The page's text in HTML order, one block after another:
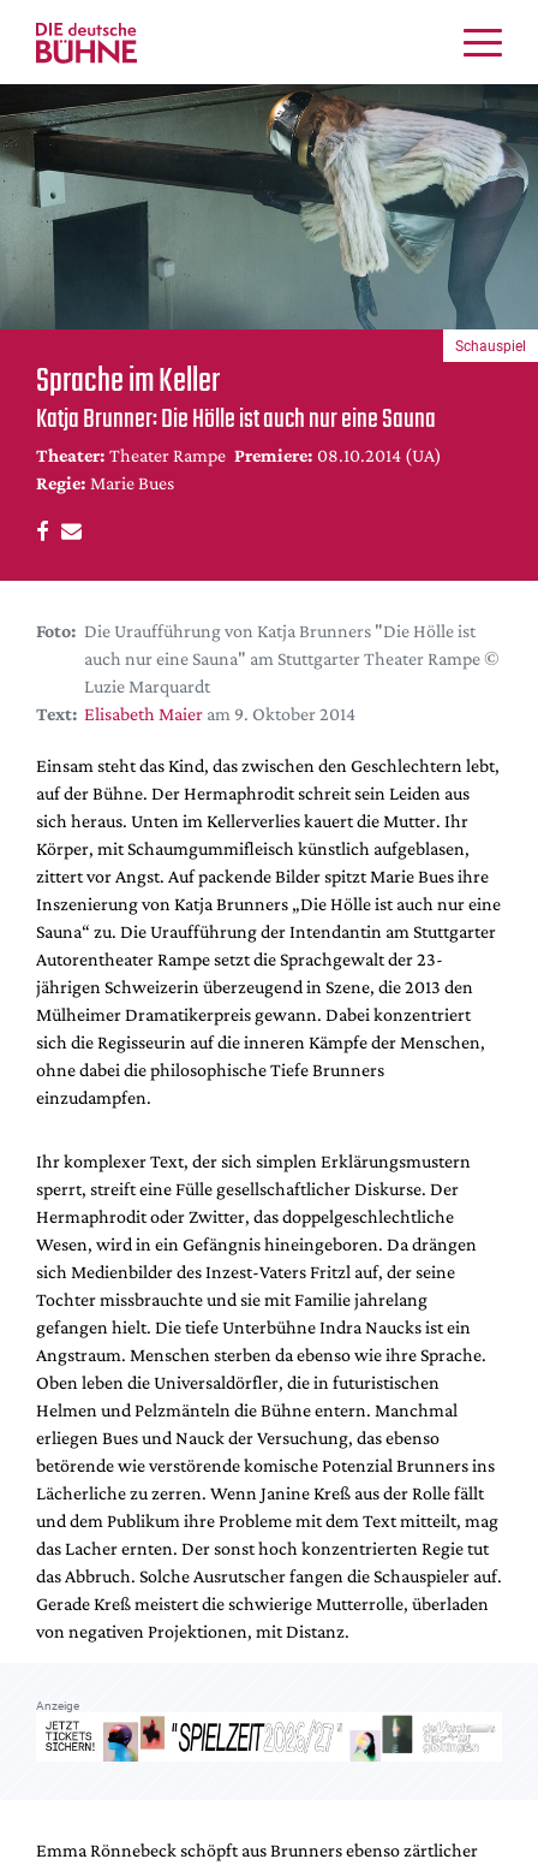
Kritiken
Schauspiel
Musiktheater
Tanz
Bühnenwelt
Festivals & Veranstaltungen
Menschen & Theater
Themen
Internationales
Nachrufe
DdB-map
Premierensuche
Festival-Planer
Hefte
Alle Hefte
Leseproben
Podcast
Service
Shop / Abo
Newsletter
Redaktion
Autor:innen
Partner
Mediadaten
Suche
Sprache im Keller
Katja Brunner: Die Hölle ist auch nur eine Sauna
Theater: Theater Rampe Premiere: 08.10.2014 (UA)
Regie: Marie Bues
Schauspiel
Foto: Die Uraufführung von Katja Brunners "Die Hölle ist
auch nur eine Sauna" am Stuttgarter Theater Rampe ©
Luzie Marquardt
Text: Elisabeth Maier am 9. Oktober 2014
Einsam steht das Kind, das zwischen den Geschlechtern lebt,
auf der Bühne. Der Hermaphrodit schreit sein Leiden aus
sich heraus. Unten im Kellerverlies kauert die Mutter. Ihr
Körper, mit Schaumgummifleisch künstlich aufgeblasen,
zittert vor Angst. Auf packende Bilder spitzt Marie Bues ihre
Inszenierung von Katja Brunners „Die Hölle ist auch nur eine
Sauna“ zu. Die Uraufführung der Intendantin am Stuttgarter
Autorentheater Rampe setzt die Sprachgewalt der 23-
jährigen Schweizerin überzeugend in Szene, die 2013 den
Mülheimer Dramatikerpreis gewann. Dabei konzentriert
sich die Regisseurin auf die inneren Kämpfe der Menschen,
ohne dabei die philosophische Tiefe Brunners
einzudampfen.
Ihr komplexer Text, der sich simplen Erklärungsmustern
sperrt, streift eine Fülle gesellschaftlicher Diskurse. Der
Hermaphrodit oder Zwitter, das doppelgeschlechtliche
Wesen, wird in ein Gefängnis hineingeboren. Da drängen
sich Medienbilder des Inzest-Vaters Fritzl auf, der seine
Tochter missbrauchte und sie mit Familie jahrelang
gefangen hielt. Die tiefe Unterbühne Indra Naucks ist ein
Angstraum. Menschen sterben da ebenso wie ihre Sprache.
Oben leben die Universaldörfler, die in futuristischen
Helmen und Pelzmänteln die Bühne entern. Manchmal
erliegen Bues und Nauck der Versuchung, das ebenso
betörende wie verstörende komische Potenzial Brunners ins
Lächerliche zu zerren. Wenn Janine Kreß aus der Rolle fällt
und dem Publikum ihre Probleme mit dem Text mitteilt, mag
das Lacher ernten. Der sonst hoch konzentrierten Regie tut
das Abbruch. Solche Ausrutscher fangen die Schauspieler auf.
Gerade Kreß meistert die schwierige Mutterrolle, überladen
von negativen Projektionen, mit Distanz.
Anzeige
Emma Rönnebeck schöpft aus Brunners ebenso zärtlicher